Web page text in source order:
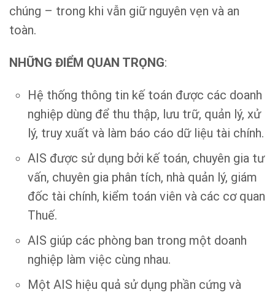
chúng – trong khi vẫn giữ nguyên vẹn và an
toàn.
NHỮNG ĐIỂM QUAN TRỌNG:
Hệ thống thông tin kế toán được các doanh
nghiệp dùng để thu thập, lưu trữ, quản lý, xử
lý, truy xuất và làm báo cáo dữ liệu tài chính.
AIS được sử dụng bởi kế toán, chuyên gia tư
vấn, chuyên gia phân tích, nhà quản lý, giám
đốc tài chính, kiểm toán viên và các cơ quan
Thuế.
AIS giúp các phòng ban trong một doanh
nghiệp làm việc cùng nhau.
Một AIS hiệu quả sử dụng phần cứng và